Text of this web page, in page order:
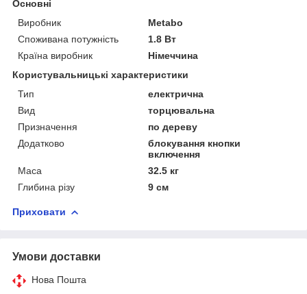
Основні
Виробник
Metabo
Споживана потужність
1.8 Вт
Країна виробник
Німеччина
Користувальницькі характеристики
Тип
електрична
Вид
торцювальна
Призначення
по дереву
Додатково
блокування кнопки
включення
Маса
32.5 кг
Глибина різу
9 см
Приховати
Умови доставки
Нова Пошта